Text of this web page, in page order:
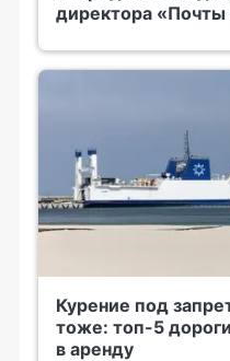
директора «Почты
Курение под
тоже: топ-5
в аренду